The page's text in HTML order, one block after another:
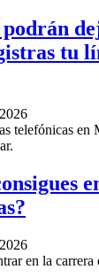
podrán
tu
telefónicas en
en la carrera